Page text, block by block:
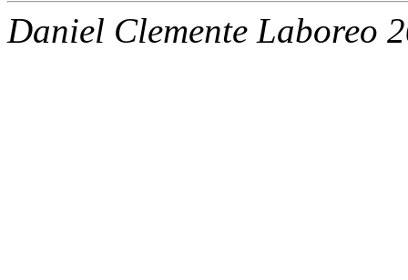
Daniel Clemente Laboreo